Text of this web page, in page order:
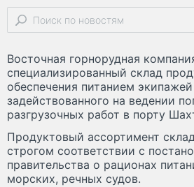
Восточная горнорудная
специализированный склад
обеспечения питанием
задействованного на ведении
разгрузочных работ в порту
Продуктовый ассортимент
строгом соответствии с
правительства о рационах
морских, речных судов.